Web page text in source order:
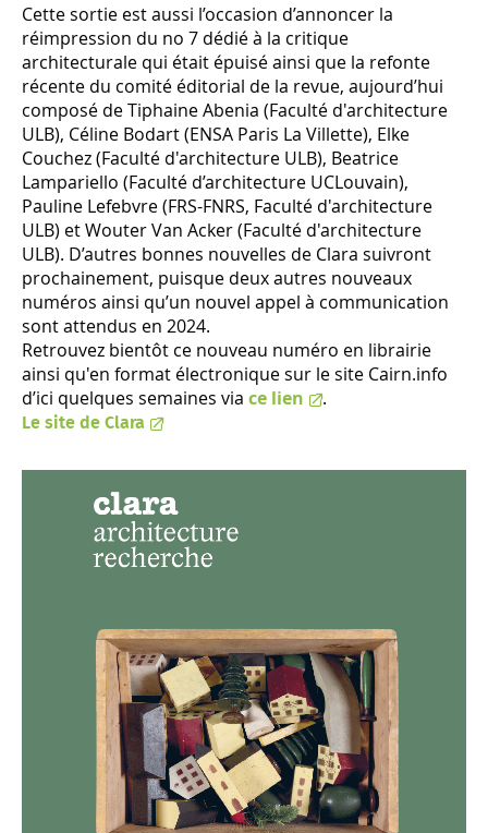
Cette sortie est aussi l’occasion d’annoncer la
réimpression du no 7 dédié à la critique
architecturale qui était épuisé ainsi que la refonte
récente du comité éditorial de la revue, aujourd’hui
composé de Tiphaine Abenia (Faculté d'architecture
ULB), Céline Bodart (ENSA Paris La Villette), Elke
Couchez (Faculté d'architecture ULB), Beatrice
Lampariello (Faculté d’architecture UCLouvain),
Pauline Lefebvre (FRS-FNRS, Faculté d'architecture
ULB) et Wouter Van Acker (Faculté d'architecture
ULB). D’autres bonnes nouvelles de Clara suivront
prochainement, puisque deux autres nouveaux
numéros ainsi qu’un nouvel appel à communication
sont attendus en 2024.
Retrouvez bientôt ce nouveau numéro en librairie
ainsi qu'en format électronique sur le site Cairn.info
d’ici quelques semaines via ce lien .
Le site de Clara